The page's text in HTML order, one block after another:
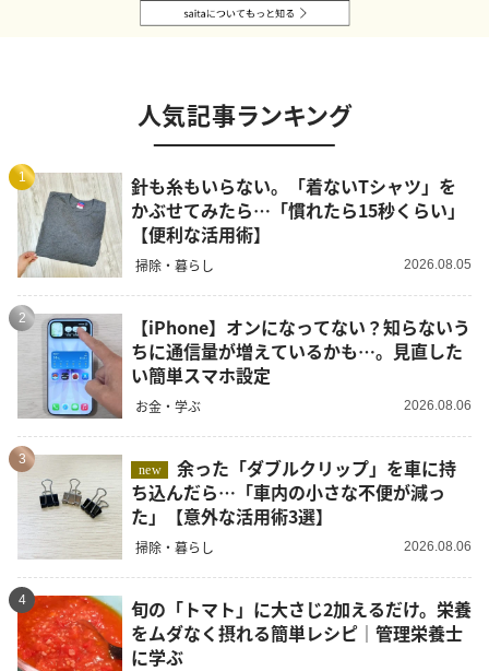
人気記事ランキング
1
針も糸もいらない。「着ないTシャツ」を
かぶせてみたら…「慣れたら15秒くらい」
【便利な活用術】
掃除・暮らし 2026.08.05
2
【iPhone】オンになってない？知らないう
ちに通信量が増えているかも…。見直した
い簡単スマホ設定
お金・学ぶ 2026.08.06
3
new
余った「ダブルクリップ」を車に持
ち込んだら…「車内の小さな不便が減っ
た」【意外な活用術3選】
掃除・暮らし 2026.08.06
4
旬の「トマト」に大さじ2加えるだけ。栄養
をムダなく摂れる簡単レシピ｜管理栄養士
に学ぶ